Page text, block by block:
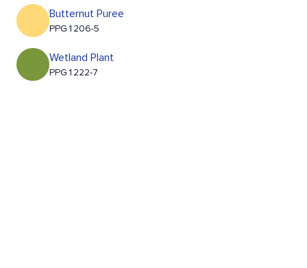
Butternut Puree
PPG1206-5
Wetland Plant
PPG1222-7